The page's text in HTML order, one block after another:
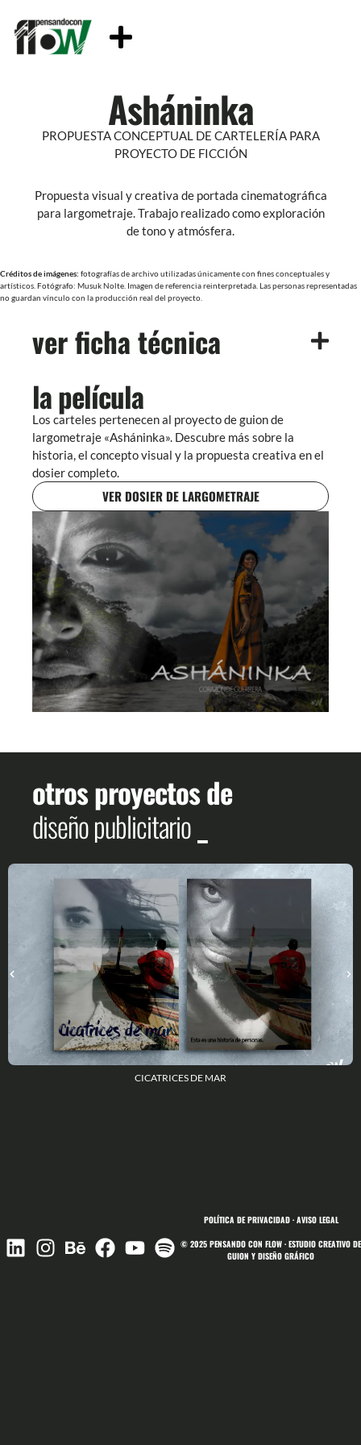
Asháninka
PROPUESTA CONCEPTUAL DE CARTELERÍA PARA
PROYECTO DE FICCIÓN
Propuesta visual y creativa de portada cinematográfica
para largometraje. Trabajo realizado como exploración
de tono y atmósfera.
Créditos de imágenes: fotografías de archivo utilizadas únicamente con fines conceptuales y
artísticos. Fotógrafo: Musuk Nolte. Imagen de referencia reinterpretada. Las personas representadas
no guardan vínculo con la producción real del proyecto.
ver ficha técnica
la película
Los carteles pertenecen al proyecto de guion de
largometraje «Asháninka». Descubre más sobre la
historia, el concepto visual y la propuesta creativa en el
dosier completo.
VER DOSIER DE LARGOMETRAJE
otros proyectos de
diseño publicitario
CICATRICES DE MAR
POLÍTICA DE PRIVACIDAD· AVISO LEGAL
© 2025 PENSANDO CON FLOW · ESTUDIO CREATIVO DE
GUION Y DISEÑO GRÁFICO